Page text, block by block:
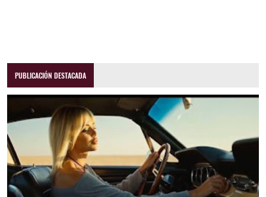
PUBLICACIÓN DESTACADA